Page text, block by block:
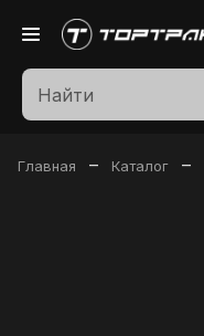
Главная – Каталог –